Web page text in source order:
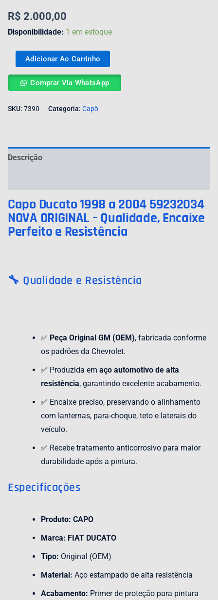
R$ 2.000,00
Disponibilidade: 1 em estoque
Adicionar Ao Carrinho
Comprar Via WhatsApp
SKU: 7390 Categoria: Capô
Descrição
Capo Ducato 1998 a 2004 59232034
NOVA ORIGINAL – Qualidade, Encaixe
Perfeito e Resistência
🔧 Qualidade e Resistência
✅ Peça Original GM (OEM), fabricada conforme
os padrões da Chevrolet.
✅ Produzida em aço automotivo de alta
resistência, garantindo excelente acabamento.
✅ Encaixe preciso, preservando o alinhamento
com lanternas, para-choque, teto e laterais do
veículo.
✅ Recebe tratamento anticorrosivo para maior
durabilidade após a pintura.
Especificações
Produto: CAPO
Marca: FIAT DUCATO
Tipo: Original (OEM)
Material: Aço estampado de alta resistência
Acabamento: Primer de proteção para pintura